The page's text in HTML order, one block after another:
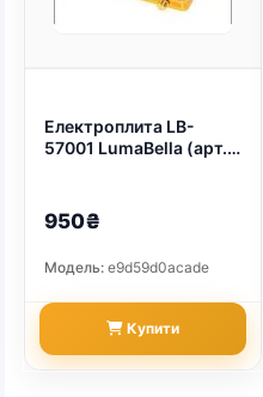
Електроплита LB-
57001 LumaBella (арт.
950₴
Модель: e9d59d0acade
Купити